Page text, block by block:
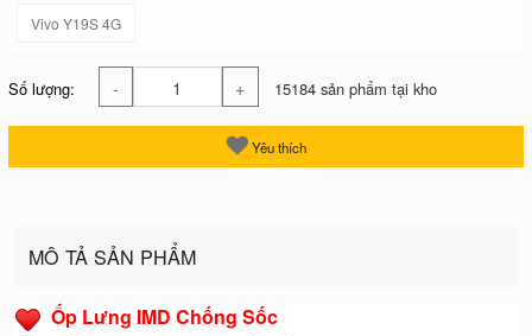
Vivo Y19S 4G
Số lượng: - + 15184 sản phẩm tại kho
Yêu thích
MÔ TẢ SẢN PHẨM
Ốp Lưng IMD Chống Sốc